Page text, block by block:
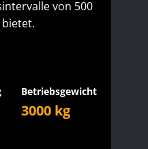
von 500
Betriebsgewicht
3000 kg